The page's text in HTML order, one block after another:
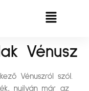
Vénusz
Vénuszról szól.
nyilván már az